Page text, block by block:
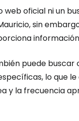
web oficial ni un
sin
puede buscar
lo que le
y la frecuencia